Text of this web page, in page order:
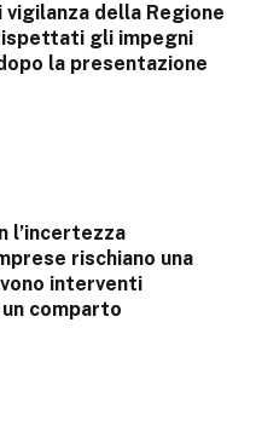
vigilanza della Regione
gli impegni
la presentazione
l’incertezza
rischiano una
interventi
comparto